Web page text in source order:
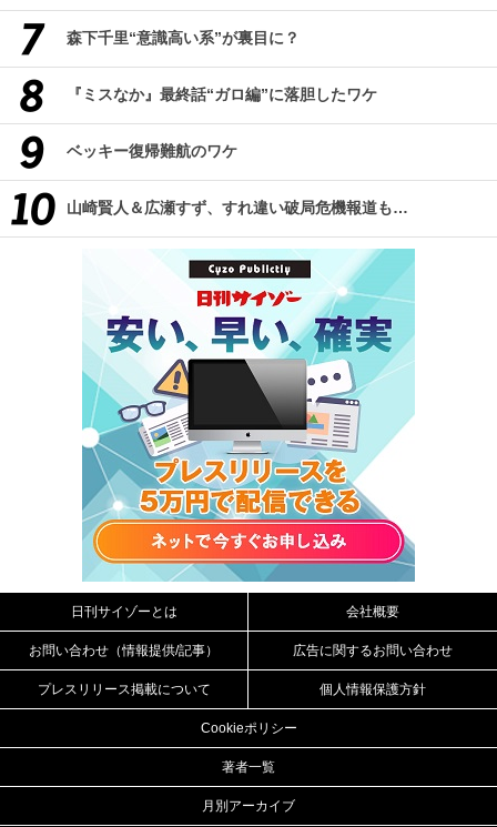
森下千里“意識高い系”が裏目に？
『ミスなか』最終話“ガロ編”に落胆したワケ
ベッキー復帰難航のワケ
山崎賢人＆広瀬すず、すれ違い破局危機報道も…
日刊サイゾーとは 会社概要
お問い合わせ（情報提供/記事） 広告に関するお問い合わせ
プレスリリース掲載について 個人情報保護方針
Cookieポリシー
著者一覧
月別アーカイブ